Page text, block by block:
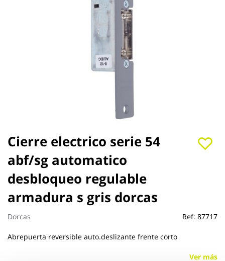
Cierre electrico serie 54
abf/sg automatico
desbloqueo regulable
armadura s gris dorcas
Dorcas Ref: 87717
Abrepuerta reversible auto.deslizante frente corto
Ver más
Saltar
al
comienzo
de
la
galería
de